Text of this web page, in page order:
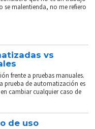
se malentienda, no me refiero
vs
frente a pruebas manuales.
prueba de automatización es
cambiar cualquier caso de
de uso